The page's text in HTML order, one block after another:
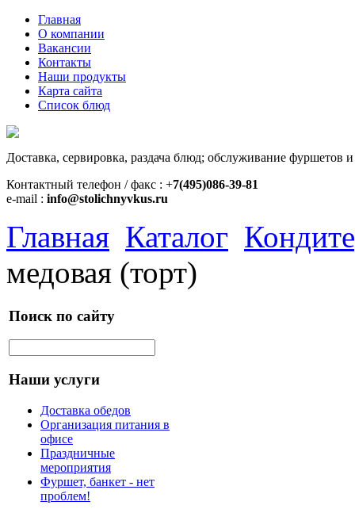
Главная
О компании
Вакансии
Контакты
Наши продукты
Карта сайта
Список блюд
Доставка, сервировка, раздача блюд; обслуживание фуршетов
Контактный телефон / факс : +7(495)086-39-81
e-mail : info@stolichnyvkus.ru
Главная Каталог
медовая (торт)
Поиск по сайту
Наши услуги
Доставка обедов
Организация питания в
офисе
Праздничные
мероприятия
Фуршет, банкет - нет
проблем!